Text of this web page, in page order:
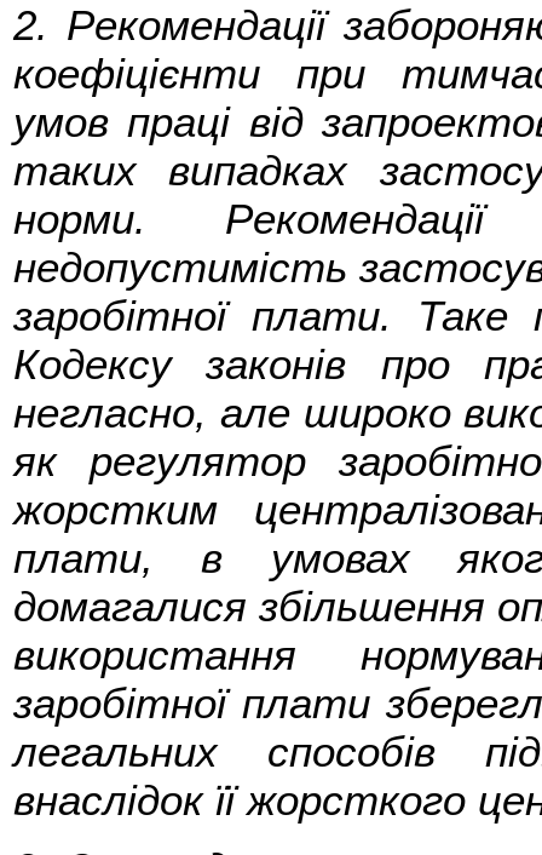
2. Рекомендації
коефіцієнти при
умов праці від
таких випадках
норми.
недопустимість
заробітної плати. Таке
Кодексу законів про
негласно, але широко
як регулятор
жорстким
плати, в умовах
домагалися збільшення
використання
заробітної плати
легальних способів
внаслідок її жорсткого